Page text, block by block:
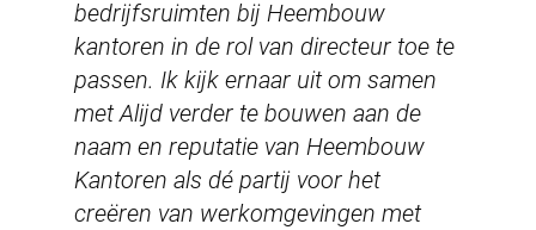
bedrijfsruimten bij Heembouw
kantoren in de rol van directeur toe te
passen. Ik kijk ernaar uit om samen
met Alijd verder te bouwen aan de
naam en reputatie van Heembouw
Kantoren als dé partij voor het
creëren van werkomgevingen met